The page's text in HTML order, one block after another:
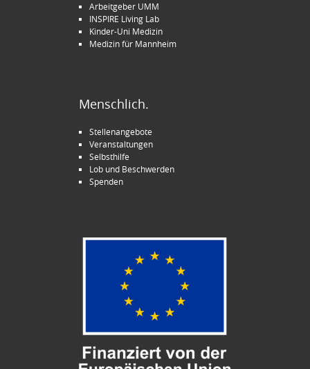
Arbeitgeber UMM
INSPIRE Living Lab
Kinder-Uni Medizin
Medizin für Mannheim
Menschlich.
Stellenangebote
Veranstaltungen
Selbsthilfe
Lob und Beschwerden
Spenden